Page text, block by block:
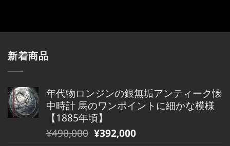
新着商品
年代物ロンジンの銀無垢アンティーク懐
中時計 馬のワンポイントに細かな模様
【1885年頃】
元
¥490,000 現
¥392,000